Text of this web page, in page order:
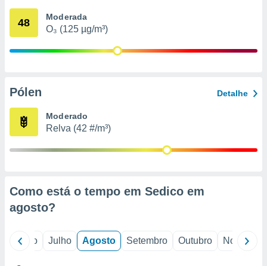
através
estudos
1199
48 Moderada
O₃ (125 µg/m³)
Pólen Detalhe
Moderado
Relva (42 #/m³)
Como está o tempo em Sedico em
agosto?
Junho Julho Agosto Setembro Outubro Novembro